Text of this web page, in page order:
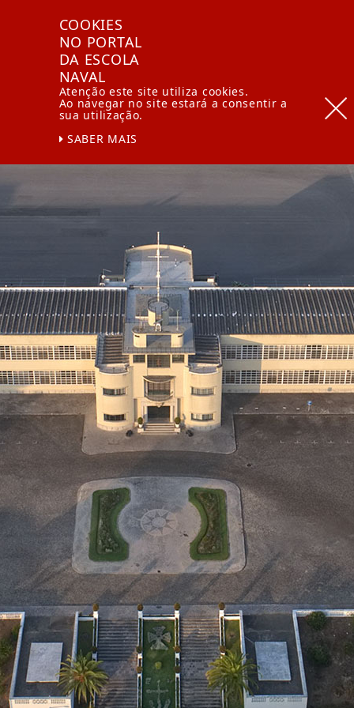
COOKIES
NO PORTAL
DA ESCOLA
NAVAL
Atenção este site utiliza cookies.
Ao navegar no site estará a consentir a
sua utilização.
SABER MAIS
Naval